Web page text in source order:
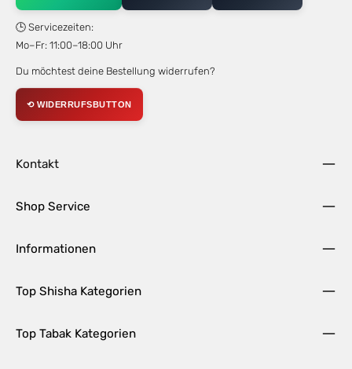
🕒 Servicezeiten:
Mo–Fr: 11:00–18:00 Uhr
Du möchtest deine Bestellung widerrufen?
⟲ WIDERRUFSBUTTON
Kontakt
Shop Service
Informationen
Top Shisha Kategorien
Top Tabak Kategorien